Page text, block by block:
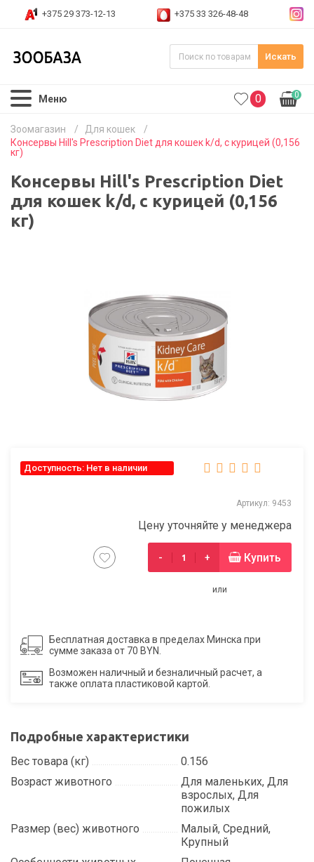
+375 29 373-12-13 +375 33 326-48-48
Искать
Меню 0 0
Зоомагазин / Для кошек
/
Консервы Hill's Prescription Diet для кошек k/d, с курицей (0,156
кг)
Консервы Hill's Prescription Diet
для кошек k/d, с курицей (0,156
кг)
Доступность: Нет в наличии
Артикул: 9453
Цену уточняйте у менеджера
- + Купить
или
Бесплатная доставка в пределах Минска при
сумме заказа от 70 BYN.
Возможен наличный и безналичный расчет, а
также оплата пластиковой картой.
Подробные характеристики
Вес товара (кг)
0.156
Возраст животного
Для маленьких, Для
взрослых, Для
пожилых
Размер (вес) животного
Малый, Средний,
Крупный